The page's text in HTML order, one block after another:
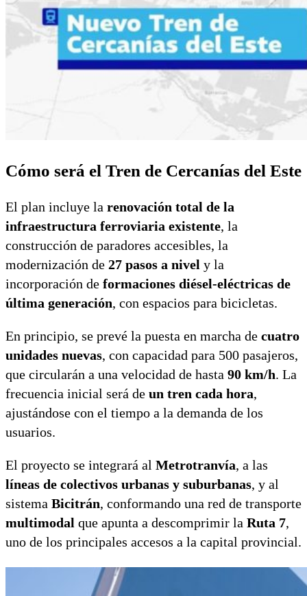
Cómo será el Tren de Cercanías del Este
El plan incluye la renovación total de la
infraestructura ferroviaria existente, la
construcción de paradores accesibles, la
modernización de 27 pasos a nivel y la
incorporación de formaciones diésel-eléctricas de
última generación, con espacios para bicicletas.
En principio, se prevé la puesta en marcha de cuatro
unidades nuevas, con capacidad para 500 pasajeros,
que circularán a una velocidad de hasta 90 km/h. La
frecuencia inicial será de un tren cada hora,
ajustándose con el tiempo a la demanda de los
usuarios.
El proyecto se integrará al Metrotranvía, a las
líneas de colectivos urbanas y suburbanas, y al
sistema Bicitrán, conformando una red de transporte
multimodal que apunta a descomprimir la Ruta 7,
uno de los principales accesos a la capital provincial.